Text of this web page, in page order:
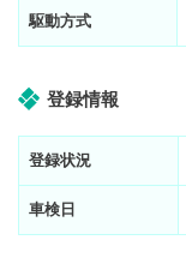
駆動方式
登録情報
登録状況
車検日